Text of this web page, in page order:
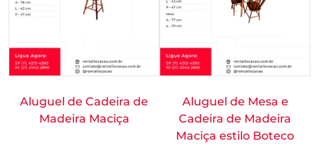
Aluguel de Cadeira de
Madeira Maciça
Aluguel de Mesa e
Cadeira de Madeira
Maciça estilo Boteco